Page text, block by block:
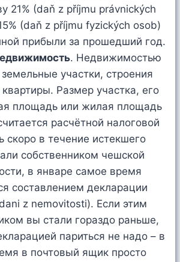
21% (daň z příjmu právnických
(daň z příjmu fyzických osob)
прибыли за прошедший год.
. Недвижимостью
участки, строения
Размер участка, его
площадь или жилая площадь
расчётной налоговой
скоро в течение истекшего
собственником чешской
в январе самое время
составлением декларации
z nemovitosti). Если этим
вы стали гораздо раньше,
париться не надо – в
в почтовый ящик просто